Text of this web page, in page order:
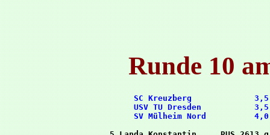
Runde 10
SC Kreuzberg
USV TU Dresden